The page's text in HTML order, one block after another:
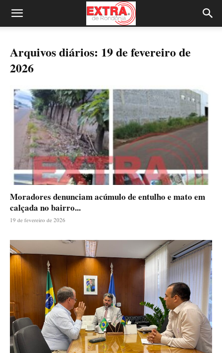
Arquivos diários: 19 de fevereiro de
2026
Moradores denunciam acúmulo de entulho e mato em
calçada no bairro...
19 de fevereiro de 2026